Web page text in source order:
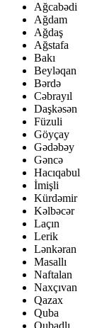
Ağcabədi
Ağdam
Ağdaş
Ağstafa
Bakı
Beyləqan
Bərdə
Cəbrayıl
Daşkəsən
Füzuli
Göyçay
Gədəbəy
Gəncə
Hacıqabul
İmişli
Kürdəmir
Kəlbəcər
Laçın
Lerik
Lənkəran
Masallı
Naftalan
Naxçıvan
Qazax
Quba
Qubadlı